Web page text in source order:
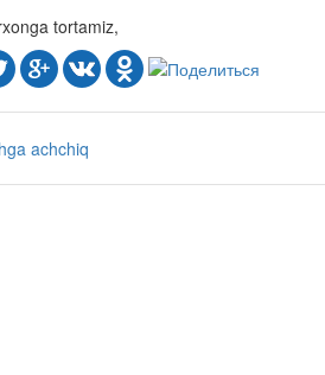
tortamiz,
achchiq